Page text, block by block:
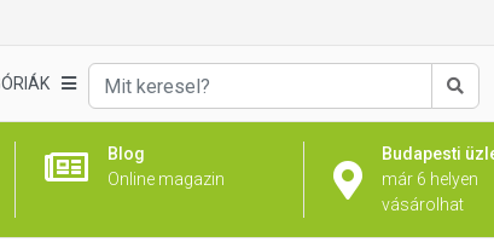
Blog
Online magazin
Budapesti
már 6 helyen
vásárolhat